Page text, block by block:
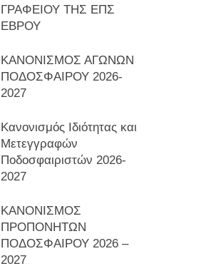
ΓΡΑΦΕΙΟΥ ΤΗΣ ΕΠΣ
ΕΒΡΟΥ
ΚΑΝΟΝΙΣΜΟΣ ΑΓΩΝΩΝ
ΠΟΔΟΣΦΑΙΡΟΥ 2026-
2027
Κανονισμός Ιδιότητας και
Μετεγγραφών
Ποδοσφαιριστών 2026-
2027
ΚΑΝΟΝΙΣΜΟΣ
ΠΡΟΠΟΝΗΤΩΝ
ΠΟΔΟΣΦΑΙΡΟΥ 2026 –
2027